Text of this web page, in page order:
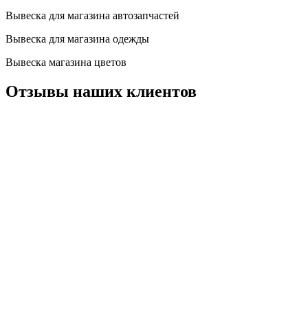
Вывеска для магазина автозапчастей
Вывеска для магазина одежды
Вывеска магазина цветов
Отзывы наших клиентов